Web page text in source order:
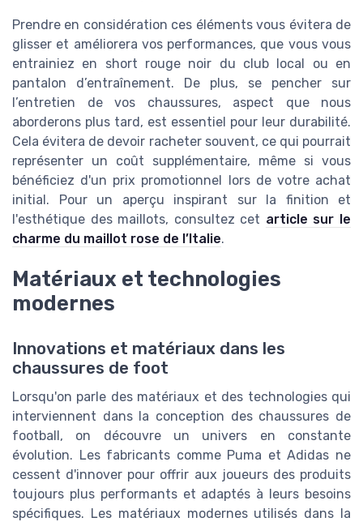
Prendre en considération ces éléments vous évitera de
glisser et améliorera vos performances, que vous vous
entrainiez en short rouge noir du club local ou en
pantalon d’entraînement. De plus, se pencher sur
l’entretien de vos chaussures, aspect que nous
aborderons plus tard, est essentiel pour leur durabilité.
Cela évitera de devoir racheter souvent, ce qui pourrait
représenter un coût supplémentaire, même si vous
bénéficiez d'un prix promotionnel lors de votre achat
initial. Pour un aperçu inspirant sur la finition et
l'esthétique des maillots, consultez cet article sur le
charme du maillot rose de l’Italie.
Matériaux et technologies
modernes
Innovations et matériaux dans les
chaussures de foot
Lorsqu'on parle des matériaux et des technologies qui
interviennent dans la conception des chaussures de
football, on découvre un univers en constante
évolution. Les fabricants comme Puma et Adidas ne
cessent d'innover pour offrir aux joueurs des produits
toujours plus performants et adaptés à leurs besoins
spécifiques. Les matériaux modernes utilisés dans la